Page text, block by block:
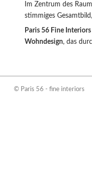
Im Zentrum des
stimmiges
Paris 56 Fine Interiors
Wohndesign, das
© Paris 56 - fine interiors